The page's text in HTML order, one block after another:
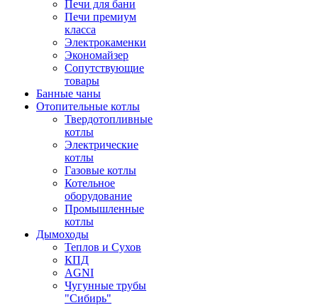
Печи для бани
Печи премиум
класса
Электрокаменки
Экономайзер
Сопутствующие
товары
Банные чаны
Отопительные котлы
Твердотопливные
котлы
Электрические
котлы
Газовые котлы
Котельное
оборудование
Промышленные
котлы
Дымоходы
Теплов и Сухов
КПД
AGNI
Чугунные трубы
"Сибирь"